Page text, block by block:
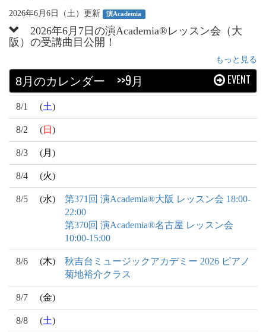
2026年6月6日（土）更新 演Academia
2026年6月7日の演Academia®︎レッスン会（大
阪）の受講曲目公開！
もっと見る
8月のカレンダー >>9月 EVENT
8/1 (土)
8/2 (日 )
8/3 (月 )
8/4 (火)
8/5 (水)
第371回 演Academia®大阪 レッスン会 18:00-
22:00
第370回 演Academia®名古屋 レッスン会
10:00-15:00
8/6 (木)
秋吉台ミュージックアカデミー 2026 ピアノ
菊地裕介クラス
8/7 (金)
8/8 (土)